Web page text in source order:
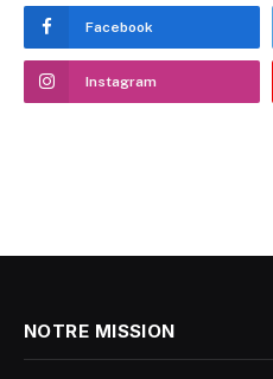
Facebook
Instagram
NOTRE MISSION